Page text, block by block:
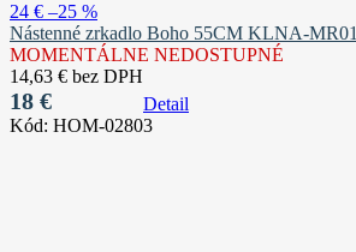
24 € –25 %
Nástenné zrkadlo Boho 55CM KLNA-MR01
MOMENTÁLNE NEDOSTUPNÉ
14,63 € bez DPH
18 €
Detail
Kód: HOM-02803